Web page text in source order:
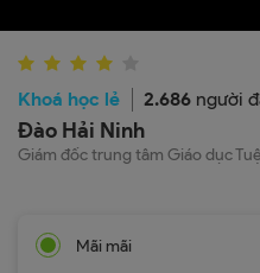
Khoá học lẻ 2.686 người
Đào Hải Ninh
Giám đốc trung tâm Giáo dục
Mãi mãi